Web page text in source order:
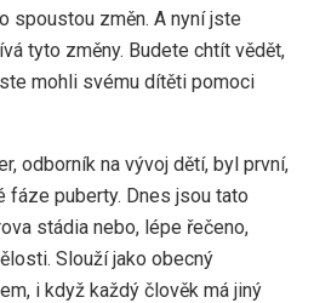
spoustou změn. A nyní jste
tyto změny. Budete chtít vědět,
mohli svému dítěti pomoci
odborník na vývoj dětí, byl první,
puberty. Dnes jsou tato
stádia nebo, lépe řečeno,
Slouží jako obecný
i když každý člověk má jiný